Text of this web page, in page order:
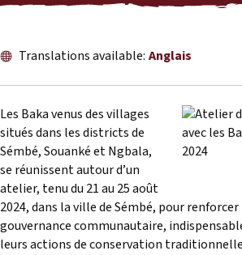
Salle de presse
Nous soutenir
Publications et ressources
Back
Actualités
Rapports
Communiqués de presse
Translations available: Anglais
Les Baka venus des villages
situés dans les districts de
Sémbé, Souanké et Ngbala,
se réunissent autour d’un
atelier, tenu du 21 au 25 août
2024, dans la ville de Sémbé, pour
gouvernance communautaire,
leurs actions de conservation